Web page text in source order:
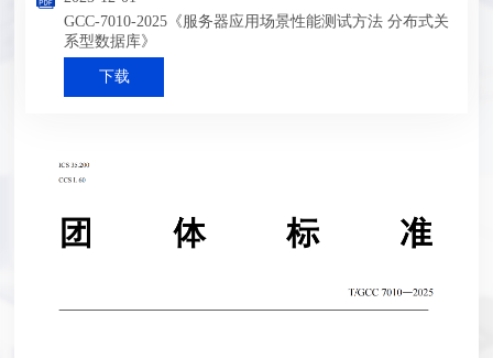
GCC-7010-2025《服务器应用场景性能测试方法 分布式关
系型数据库》
下载